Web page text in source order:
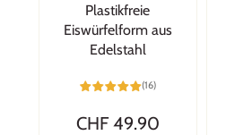
Plastikfreie
Eiswürfelform aus
Edelstahl
(16)
CHF 49.90